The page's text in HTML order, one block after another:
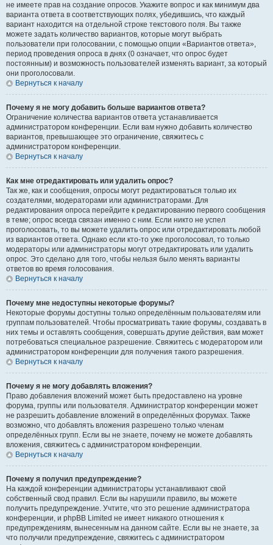
не имеете прав на создание опросов. Укажите вопрос и как минимум два
варианта ответа в соответствующих полях, убедившись, что каждый
вариант находится на отдельной строке текстового поля. Вы также
можете задать количество вариантов, которые могут выбрать
пользователи при голосовании, с помощью опции «Вариантов ответа»,
период проведения опроса в днях (0 означает, что опрос будет
постоянным) и возможность пользователей изменять вариант, за который
они проголосовали.
Вернуться к началу
Почему я не могу добавить больше вариантов ответа?
Ограничение количества вариантов ответа устанавливается
администратором конференции. Если вам нужно добавить количество
вариантов, превышающее это ограничение, свяжитесь с
администратором конференции.
Вернуться к началу
Как мне отредактировать или удалить опрос?
Так же, как и сообщения, опросы могут редактироваться только их
создателями, модераторами или администраторами. Для
редактирования опроса перейдите к редактированию первого сообщения
в теме; опрос всегда связан именно с ним. Если никто не успел
проголосовать, то вы можете удалить опрос или отредактировать любой
из вариантов ответа. Однако если кто-то уже проголосовал, то только
модераторы или администраторы могут отредактировать или удалить
опрос. Это сделано для того, чтобы нельзя было менять варианты
ответов во время голосования.
Вернуться к началу
Почему мне недоступны некоторые форумы?
Некоторые форумы доступны только определённым пользователям или
группам пользователей. Чтобы просматривать такие форумы, создавать в
них темы и оставлять сообщения, совершать другие действия, вам может
потребоваться специальное разрешение. Свяжитесь с модератором или
администратором конференции для получения такого разрешения.
Вернуться к началу
Почему я не могу добавлять вложения?
Право добавления вложений может быть предоставлено на уровне
форума, группы или пользователя. Администратор конференции может
не разрешить добавление вложений в определённых форумах. Также
возможно, что добавлять вложения разрешено только членам
определённых групп. Если вы не знаете, почему не можете добавлять
вложения, свяжитесь с администратором конференции.
Вернуться к началу
Почему я получил предупреждение?
На каждой конференции администраторы устанавливают свой
собственный свод правил. Если вы нарушили правило, вы можете
получить предупреждение. Учтите, что это решение администратора
конференции, и phpBB Limited не имеет никакого отношения к
предупреждениям, вынесенным на данном сайте. Если вы не знаете, за
что получили предупреждение, свяжитесь с администратором